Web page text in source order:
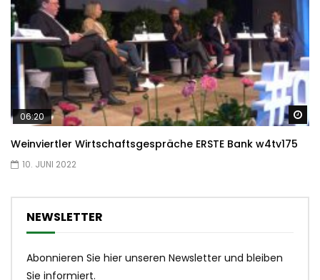
06:20
Weinviertler Wirtschaftsgespräche ERSTE Bank w4tv175
10. JUNI 2022
NEWSLETTER
Abonnieren Sie hier unseren Newsletter und bleiben
Sie informiert.